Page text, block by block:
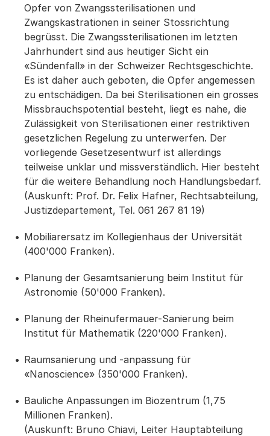
Opfer von Zwangssterilisationen und
Zwangskastrationen in seiner Stossrichtung
begrüsst. Die Zwangssterilisationen im letzten
Jahrhundert sind aus heutiger Sicht ein
«Sündenfall» in der Schweizer Rechtsgeschichte.
Es ist daher auch geboten, die Opfer angemessen
zu entschädigen. Da bei Sterilisationen ein grosses
Missbrauchspotential besteht, liegt es nahe, die
Zulässigkeit von Sterilisationen einer restriktiven
gesetzlichen Regelung zu unterwerfen. Der
vorliegende Gesetzesentwurf ist allerdings
teilweise unklar und missverständlich. Hier besteht
für die weitere Behandlung noch Handlungsbedarf.
(Auskunft: Prof. Dr. Felix Hafner, Rechtsabteilung,
Justizdepartement, Tel. 061 267 81 19)
Mobiliarersatz im Kollegienhaus der Universität
(400'000 Franken).
Planung der Gesamtsanierung beim Institut für
Astronomie (50'000 Franken).
Planung der Rheinufermauer-Sanierung beim
Institut für Mathematik (220'000 Franken).
Raumsanierung und -anpassung für
«Nanoscience» (350'000 Franken).
Bauliche Anpassungen im Biozentrum (1,75
Millionen Franken).
(Auskunft: Bruno Chiavi, Leiter Hauptabteilung